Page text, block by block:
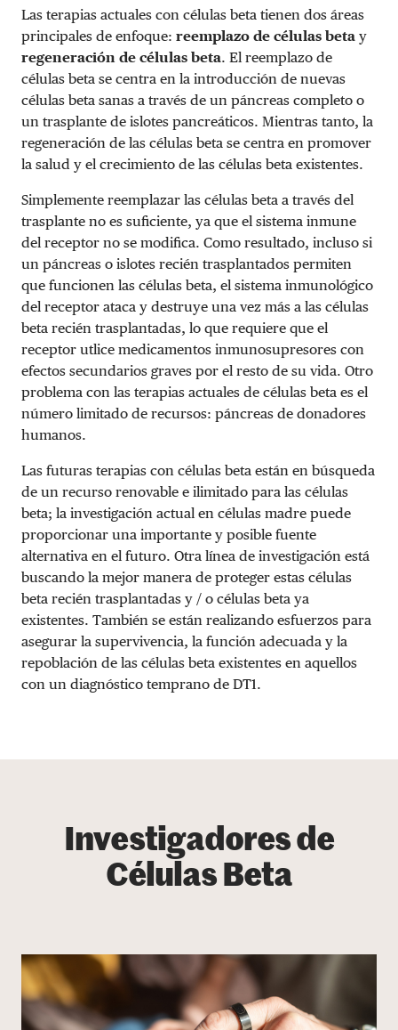
Las terapias actuales con células beta tienen dos áreas
principales de enfoque: reemplazo de células beta y
regeneración de células beta. El reemplazo de
células beta se centra en la introducción de nuevas
células beta sanas a través de un páncreas completo o
un trasplante de islotes pancreáticos. Mientras tanto, la
regeneración de las células beta se centra en promover
la salud y el crecimiento de las células beta existentes.
Simplemente reemplazar las células beta a través del
trasplante no es suficiente, ya que el sistema inmune
del receptor no se modifica. Como resultado, incluso si
un páncreas o islotes recién trasplantados permiten
que funcionen las células beta, el sistema inmunológico
del receptor ataca y destruye una vez más a las células
beta recién trasplantadas, lo que requiere que el
receptor utlice medicamentos inmunosupresores con
efectos secundarios graves por el resto de su vida. Otro
problema con las terapias actuales de células beta es el
número limitado de recursos: páncreas de donadores
humanos.
Las futuras terapias con células beta están en búsqueda
de un recurso renovable e ilimitado para las células
beta; la investigación actual en células madre puede
proporcionar una importante y posible fuente
alternativa en el futuro. Otra línea de investigación está
buscando la mejor manera de proteger estas células
beta recién trasplantadas y / o células beta ya
existentes. También se están realizando esfuerzos para
asegurar la supervivencia, la función adecuada y la
repoblación de las células beta existentes en aquellos
con un diagnóstico temprano de DT1.
Investigadores de
Células Beta